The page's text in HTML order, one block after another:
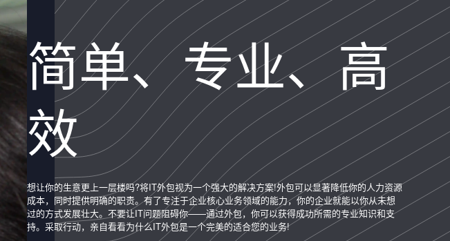
简单、专业、高
效
想让你的生意更上一层楼吗?将IT外包视为一个强大的解决方案!外包可以显著降低你的人力资源
成本，同时提供明确的职责。有了专注于企业核心业务领域的能力，你的企业就能以你从未想
过的方式发展壮大。不要让IT问题阻碍你——通过外包，你可以获得成功所需的专业知识和支
持。采取行动，亲自看看为什么IT外包是一个完美的适合您的业务!